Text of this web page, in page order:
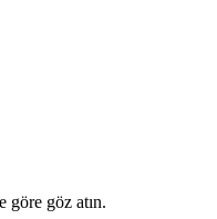
göz atın.